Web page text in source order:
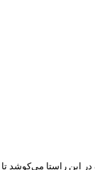
این راستا